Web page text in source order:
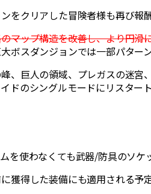
をクリアした冒険者様も再び報
マップ構造を改善し、より円滑
ボスダンジョンでは一部パター
、巨人の領域、プレガスの迷
ドのシングルモードにリスター
を使わなくても武器/防具のソ
獲得した装備にも適用される予